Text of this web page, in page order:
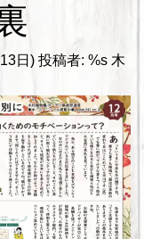
日) 投稿者: %s 木